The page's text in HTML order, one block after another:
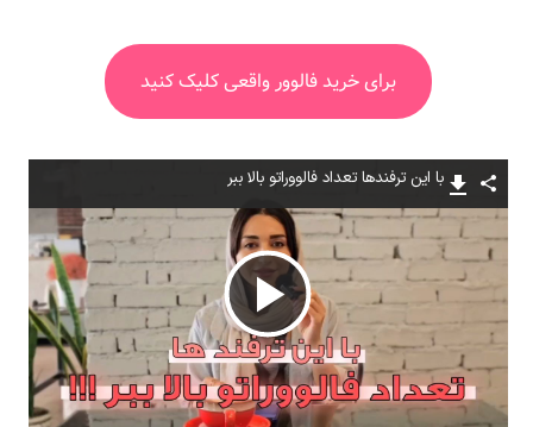
برای خرید فالوور واقعی کلیک کنید
با این ترفندها تعداد فالووراتو بالا ببر
پخش
ویدیو